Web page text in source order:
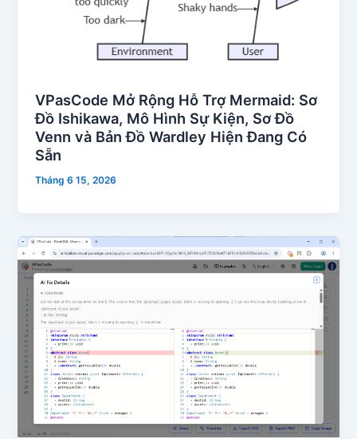
VPasCode Mở Rộng Hỗ Trợ Mermaid: Sơ
Đồ Ishikawa, Mô Hình Sự Kiện, Sơ Đồ
Venn và Bản Đồ Wardley Hiện Đang Có
Sẵn
Tháng 6 15, 2026